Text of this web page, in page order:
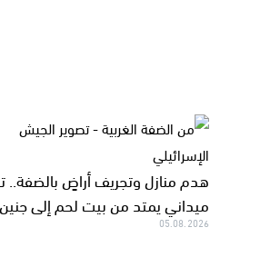
هدم منازل وتجريف أراضٍ بالضفة..
ميداني يمتد من بيت لحم إلى جنين
05.08.2026